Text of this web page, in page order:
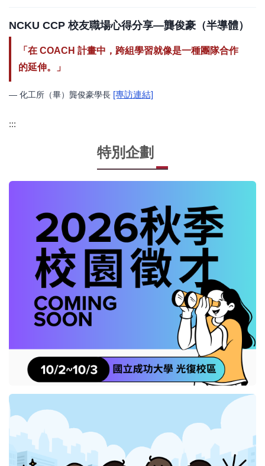
NCKU CCP 校友職場心得分享—龔俊豪（半導體）
「在 COACH 計畫中，跨組學習就像是一種團隊合作
的延伸。」
— 化工所（畢）龔俊豪學長 [專訪連結]
:::
特別企劃